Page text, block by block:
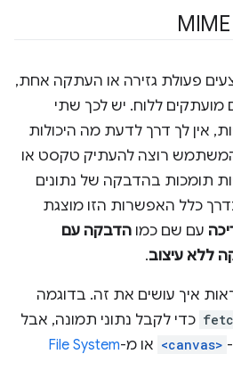
גזירה או העתקה אחת,
ללוח. יש לכך שתי
לך דרך לדעת מה היכולות
רוצה להעתיק טקסט או
בהדבקה של נתונים
האפשרות הזו מוצגת
עם שם כמוהדבקה עם
עיצוב.
עושים את זה. בדוגמה
כדי לקבל נתוני תמונה, אבל
או מ- File System